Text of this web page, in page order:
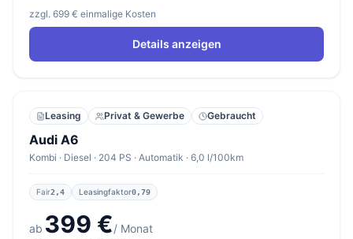
zzgl. 699 € einmalige Kosten
Details anzeigen
Leasing Privat & Gewerbe Gebraucht
Audi A6
Kombi · Diesel · 204 PS · Automatik · 6,0 l/100km
Fair2,4 Leasingfaktor0,79
ab 399 €/ Monat